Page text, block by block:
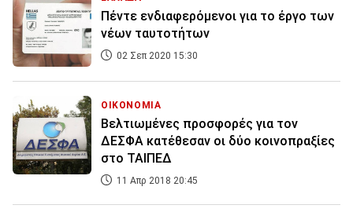
Πέντε ενδιαφερόμενοι για το έργο των
νέων ταυτοτήτων
02 Σεπ 2020 15:30
ΟΙΚΟΝΟΜΙΑ
Βελτιωμένες προσφορές για τον
ΔΕΣΦΑ κατέθεσαν οι δύο κοινοπραξίες
στο ΤΑΙΠΕΔ
11 Απρ 2018 20:45